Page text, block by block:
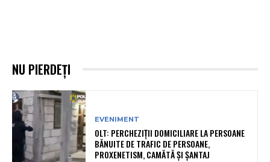
NU PIERDEȚI
EVENIMENT
OLT: PERCHEZIŢII DOMICILIARE LA PERSOANE
BĂNUITE DE TRAFIC DE PERSOANE,
PROXENETISM, CAMĂTĂ ŞI ŞANTAJ